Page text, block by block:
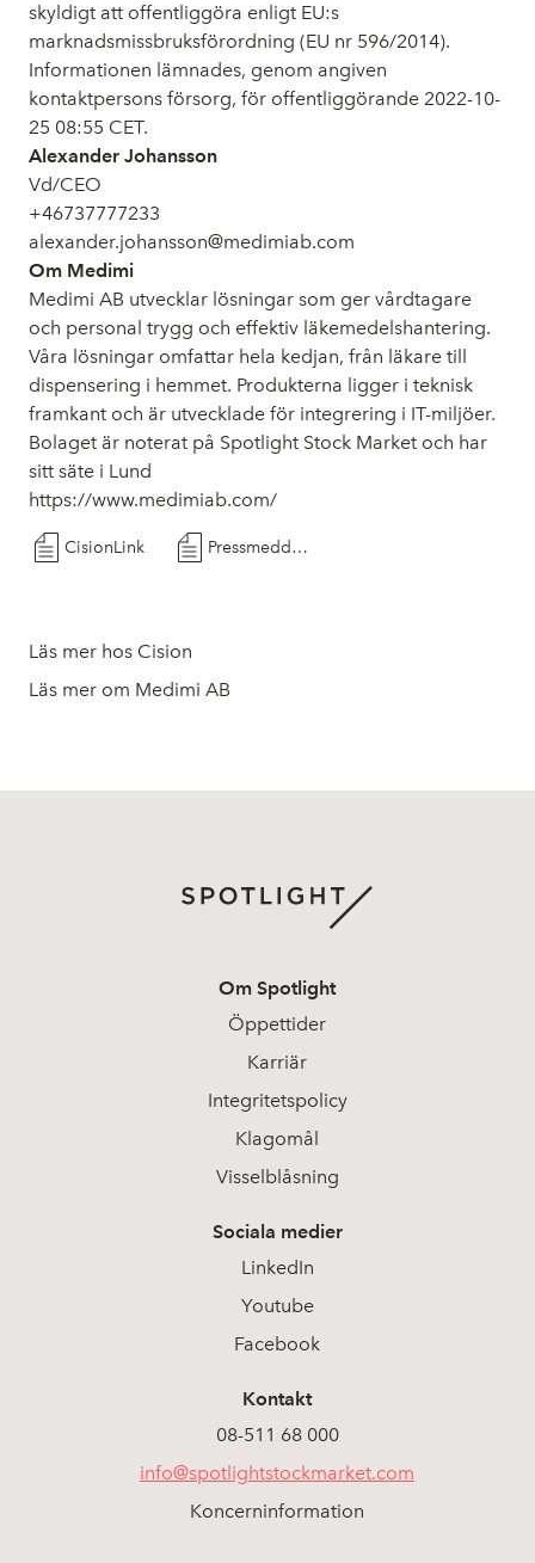
skyldigt att offentliggöra enligt EU:s
marknadsmissbruksförordning (EU nr 596/2014).
Informationen lämnades, genom angiven
kontaktpersons försorg, för offentliggörande 2022-10-
25 08:55 CET.
Alexander Johansson
Vd/CEO
+46737777233
alexander.johansson@medimiab.com
Om Medimi
Medimi AB utvecklar lösningar som ger vårdtagare
och personal trygg och effektiv läkemedelshantering.
Våra lösningar omfattar hela kedjan, från läkare till
dispensering i hemmet. Produkterna ligger i teknisk
framkant och är utvecklade för integrering i IT-miljöer.
Bolaget är noterat på Spotlight Stock Market och har
sitt säte i Lund
https://www.medimiab.com/
CisionLink Pressmeddelande Företrädesemission Medimi AB 25 oktober 2022
Läs mer hos Cision
Läs mer om Medimi AB
Om Spotlight
Öppettider
Karriär
Integritetspolicy
Klagomål
Visselblåsning
Sociala medier
LinkedIn
Youtube
Facebook
Kontakt
08-511 68 000
info@spotlightstockmarket.com
Koncerninformation